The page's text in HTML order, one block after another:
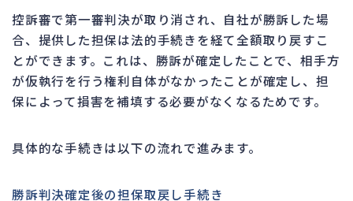
控訴審で第一審判決が取り消され、自社が勝訴した場
合、提供した担保は法的手続きを経て全額取り戻すこ
とができます。これは、勝訴が確定したことで、相手方
が仮執行を行う権利自体がなかったことが確定し、担
保によって損害を補填する必要がなくなるためです。
具体的な手続きは以下の流れで進みます。
勝訴判決確定後の担保取戻し手続き